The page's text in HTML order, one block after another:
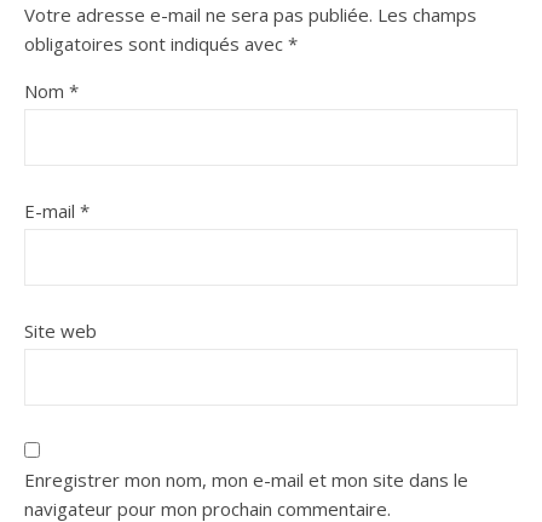
Votre adresse e-mail ne sera pas publiée. Les champs
obligatoires sont indiqués avec *
Nom *
E-mail *
Site web
Enregistrer mon nom, mon e-mail et mon site dans le
navigateur pour mon prochain commentaire.